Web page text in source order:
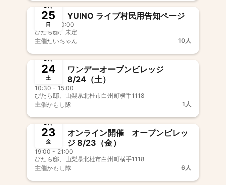
8月
25
日
YUINO ライブ村民用告知ページ
15:00 - 20:00
ぴたら邸、未定
主催たいちゃん 10人
終了
8月
24
土
ワンデーオープンビレッジ
8/24（土）
10:30 - 15:00
ぴたら邸、山梨県北杜市白州町横手1118
主催かもし隊 1人
終了
8月
23
金
オンライン開催 オープンビレッ
ジ 8/23（金）
19:00 - 21:00
ぴたら邸、山梨県北杜市白州町横手1118
主催かもし隊 6人
終了